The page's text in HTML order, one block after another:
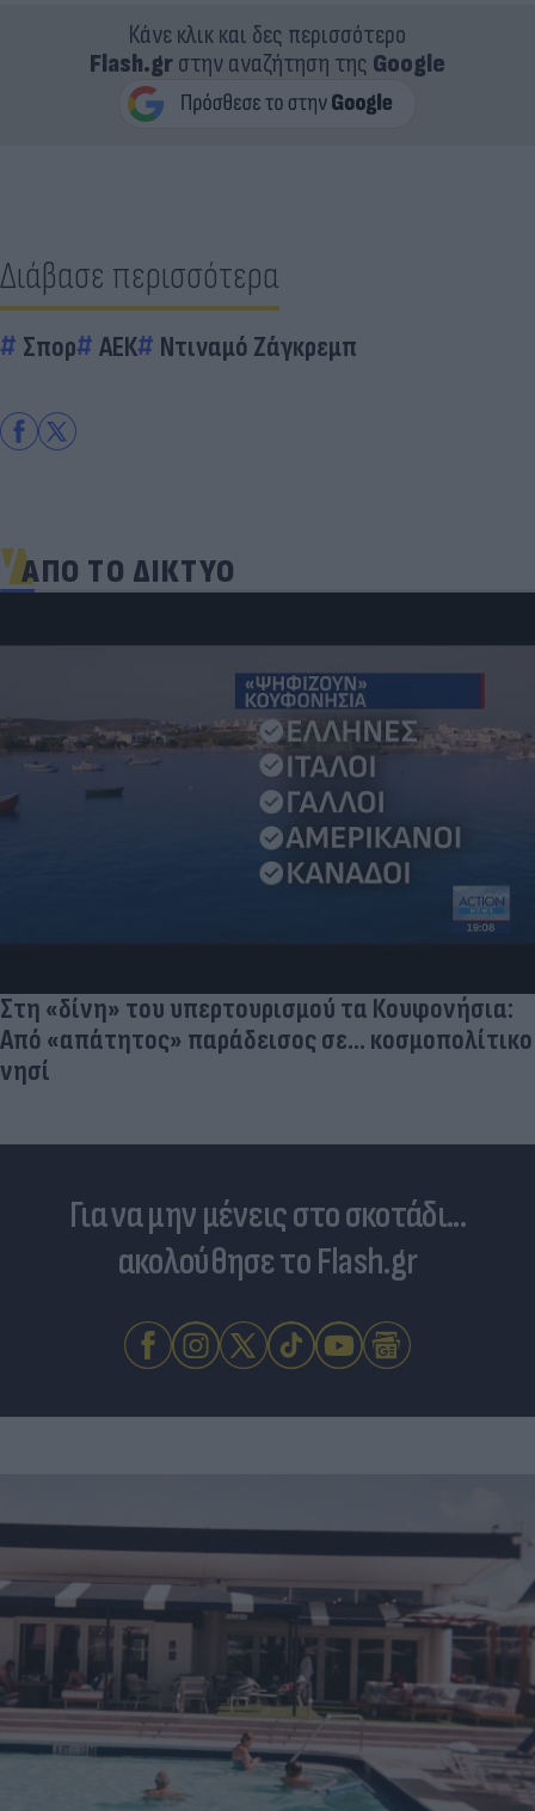
Κάνε κλικ και δες περισσότερο
Flash.grστην αναζήτηση της Google
Διάβασε περισσότερα
Σπορ ΑΕΚ Ντιναμό Ζάγκρεμπ
ΑΠΟ ΤΟ ΔΙΚΤΥΟ
Στη «δίνη» του υπερτουρισμού τα Κουφονήσια:
Από «απάτητος» παράδεισος σε... κοσμοπολίτικο
νησί
Για να μην μένεις στο σκοτάδι...
ακολούθησε το Flash.gr